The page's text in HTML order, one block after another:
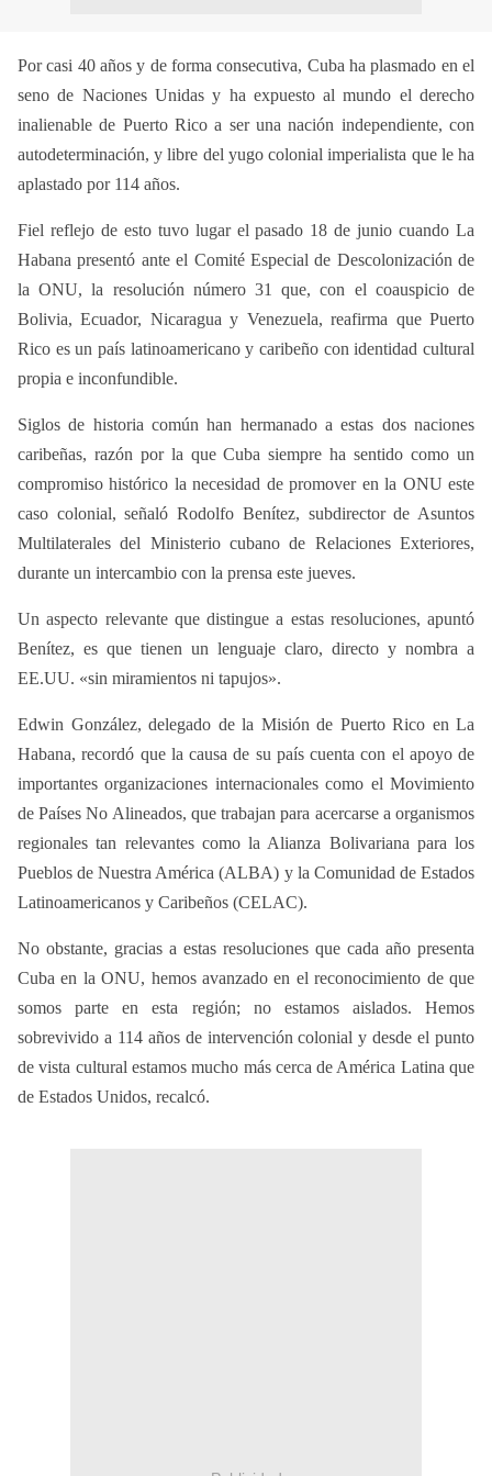
Por casi 40 años y de forma consecutiva, Cuba ha plasmado en el
seno de Naciones Unidas y ha expuesto al mundo el derecho
inalienable de Puerto Rico a ser una nación independiente, con
autodeterminación, y libre del yugo colonial imperialista que le ha
aplastado por 114 años.
Fiel reflejo de esto tuvo lugar el pasado 18 de junio cuando La
Habana presentó ante el Comité Especial de Descolonización de
la ONU, la resolución número 31 que, con el coauspicio de
Bolivia, Ecuador, Nicaragua y Venezuela, reafirma que Puerto
Rico es un país latinoamericano y caribeño con identidad cultural
propia e inconfundible.
Siglos de historia común han hermanado a estas dos naciones
caribeñas, razón por la que Cuba siempre ha sentido como un
compromiso histórico la necesidad de promover en la ONU este
caso colonial, señaló Rodolfo Benítez, subdirector de Asuntos
Multilaterales del Ministerio cubano de Relaciones Exteriores,
durante un intercambio con la prensa este jueves.
Un aspecto relevante que distingue a estas resoluciones, apuntó
Benítez, es que tienen un lenguaje claro, directo y nombra a
EE.UU. «sin miramientos ni tapujos».
Edwin González, delegado de la Misión de Puerto Rico en La
Habana, recordó que la causa de su país cuenta con el apoyo de
importantes organizaciones internacionales como el Movimiento
de Países No Alineados, que trabajan para acercarse a organismos
regionales tan relevantes como la Alianza Bolivariana para los
Pueblos de Nuestra América (ALBA) y la Comunidad de Estados
Latinoamericanos y Caribeños (CELAC).
No obstante, gracias a estas resoluciones que cada año presenta
Cuba en la ONU, hemos avanzado en el reconocimiento de que
somos parte en esta región; no estamos aislados. Hemos
sobrevivido a 114 años de intervención colonial y desde el punto
de vista cultural estamos mucho más cerca de América Latina que
de Estados Unidos, recalcó.